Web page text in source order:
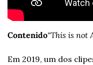
Contenido“This is not
Em 2019, um dos